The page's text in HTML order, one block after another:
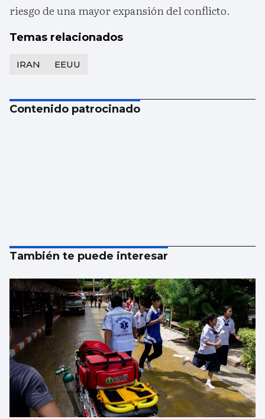
riesgo de una mayor expansión del conflicto.
Temas relacionados
IRAN EEUU
Contenido patrocinado
También te puede interesar